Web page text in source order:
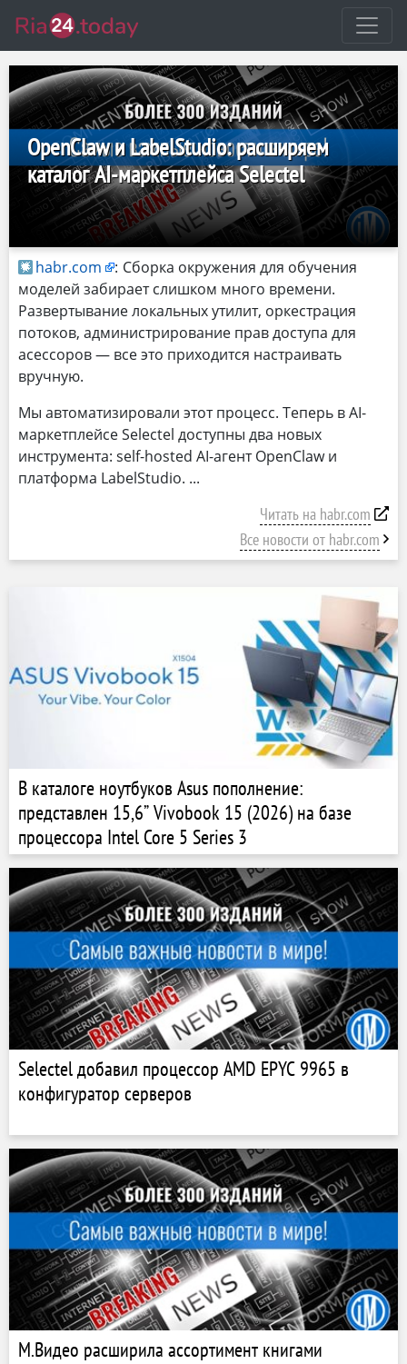
OpenClaw и LabelStudio: расширяем
каталог AI-маркетплейса Selectel
habr.com : Сборка окружения для обучения
моделей забирает слишком много времени.
Развертывание локальных утилит, оркестрация
потоков, администрирование прав доступа для
асессоров — все это приходится настраивать
вручную.
Мы автоматизировали этот процесс. Теперь в AI-
маркетплейсе Selectel доступны два новых
инструмента: self-hosted AI-агент OpenClaw и
платформа LabelStudio.
Читать на habr.com
Все новости от habr.com
В каталоге ноутбуков Asus пополнение:
представлен 15,6” Vivobook 15 (2026) на базе
процессора Intel Core 5 Series 3
Selectel добавил процессор AMD EPYC 9965 в
конфигуратор серверов
М.Видео расширила ассортимент книгами